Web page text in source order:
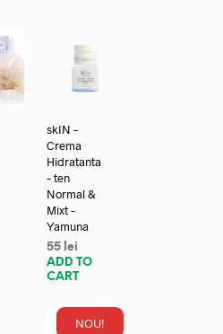
skIN –
Crema
Hidratanta
– ten
Normal &
Mixt –
Yamuna
55 lei
ADD TO
CART
NOU!